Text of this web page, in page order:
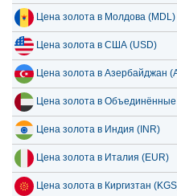
Цена золота в Молдова (MDL)
Цена золота в США (USD)
Цена золота в Азербайджан
Цена золота в
Цена золота в Индия (INR)
Цена золота в Италия (EUR)
Цена золота в Киргизтан